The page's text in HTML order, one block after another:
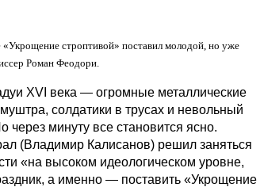
строптивой» поставил молодой, но уже
Роман Феодори.
XVI века — огромные металлические
солдатики в трусах и невольный
через минуту все становится ясно.
(Владимир Калисанов) решил заняться
«на высоком идеологическом уровне,
а именно — поставить «Укрощение